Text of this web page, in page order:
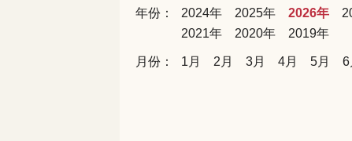
年份： 2024年 2025年 2026年
2021年
2020年 2019年
月份： 1月 2月 3月 4月 5月 6